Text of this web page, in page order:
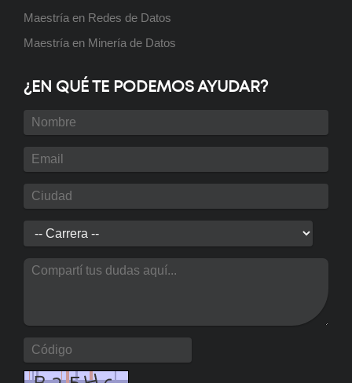
Ingeniería Industrial
Próximamente
Ingeniería Química
Maestría en Redes de Datos
Maestría en Minería de Datos
¿EN QUÉ TE PODEMOS AYUDAR?